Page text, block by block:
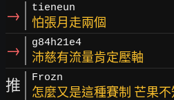
→ tieneun
怕張月走兩個
→ g84h21e4
沛慈有流量肯定壓軸
推 Frozn
怎麼又是這種賽制 芒果